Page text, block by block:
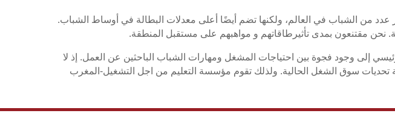
من الشباب في العالم، ولكنها تضم أيضًا أعلى معدلات البطالة في أوساط الشباب.
نحن مقتنعون بمدى تأثيرطاقاتهم و مواهبهم على مستقبل المنطقة.
إلى وجود فجوة بين احتياجات المشغل ومهارات الشباب الباحثين عن العمل. إذ لا
تحديات سوق الشغل الحالية. ولذلك تقوم مؤسسة التعليم من اجل التشغيل-المغرب